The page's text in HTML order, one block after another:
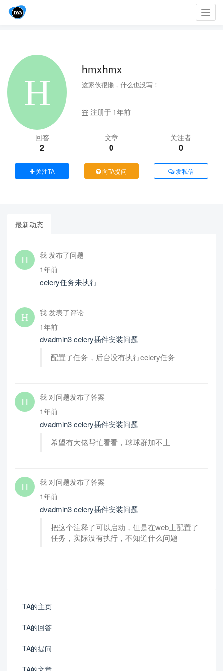
hmxhmx
这家伙很懒，什么也没写！
注册于 1年前
回答
2
文章
0
关注者
0
关注TA 向TA提问 发私信
最新动态
我 发布了问题
1年前
celery任务未执行
我 发表了评论
1年前
dvadmin3 celery插件安装问题
配置了任务，后台没有执行celery任务
我 对问题发布了答案
1年前
dvadmin3 celery插件安装问题
希望有大佬帮忙看看，球球群加不上
我 对问题发布了答案
1年前
dvadmin3 celery插件安装问题
把这个注释了可以启动，但是在web上配置了
任务，实际没有执行，不知道什么问题
TA的主页
TA的回答
TA的提问
TA的文章